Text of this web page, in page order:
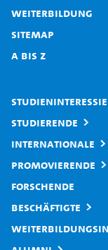
Weiterbildung
Sitemap
A bis Z
Studierende
Internationale
Promovierende
Forschende
Beschäftigte